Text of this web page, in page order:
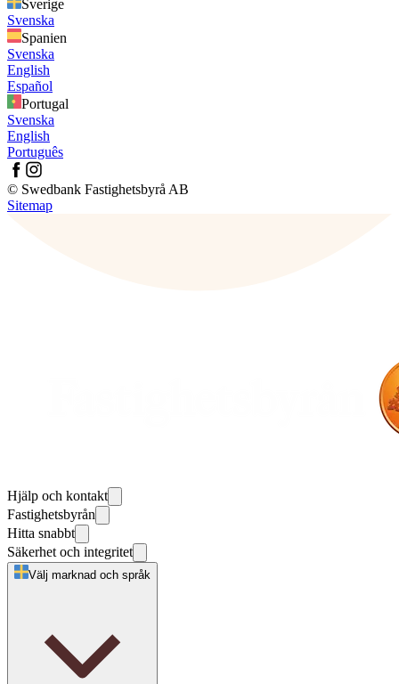
Sverige
Svenska
Spanien
Svenska
English
Español
Portugal
Svenska
English
Português
© Swedbank Fastighetsbyrå AB
Sitemap
Hjälp och kontakt
Fastighetsbyrån
Hitta snabbt
Säkerhet och integritet
Välj marknad och språk